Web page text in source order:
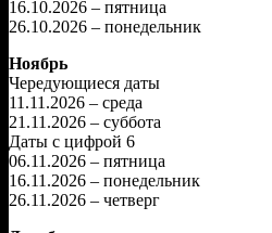
16.10.2026 – пятница
26.10.2026 – понедельник
Ноябрь
Чередующиеся даты
11.11.2026 – среда
21.11.2026 – суббота
Даты с цифрой 6
06.11.2026 – пятница
16.11.2026 – понедельник
26.11.2026 – четверг